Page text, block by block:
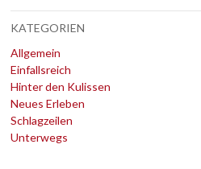
KATEGORIEN
Allgemein
Einfallsreich
Hinter den Kulissen
Neues Erleben
Schlagzeilen
Unterwegs